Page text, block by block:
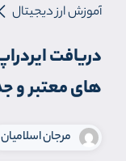
آموزش ارز دیجیتال
های معتبر و
مرجان اسلامیان